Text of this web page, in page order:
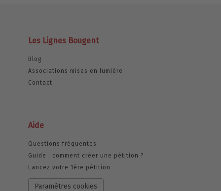
Les Lignes Bougent
Blog
Associations mises en lumière
Contact
Aide
Questions fréquentes
Guide : comment créer une pétition ?
Lancez votre 1ère pétition
Paramètres cookies